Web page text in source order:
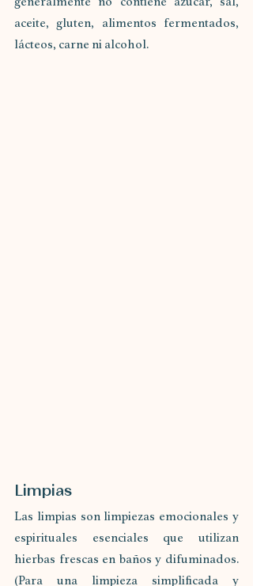
aceite, gluten, alimentos fermentados,
lácteos, carne ni alcohol.
Limpias
Las limpias son limpiezas emocionales y
espirituales esenciales que utilizan
hierbas frescas en baños y difuminados.
(Para una limpieza simplificada y